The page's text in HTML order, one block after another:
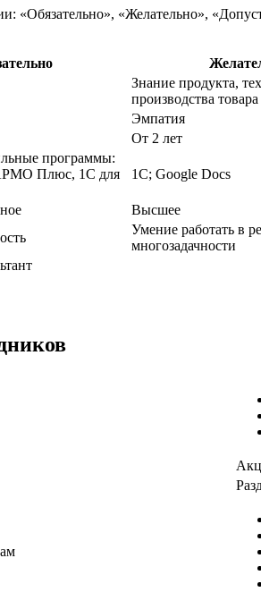
«Обязательно», «Желательно»,
Знание продукта,
производства товара
Эмпатия
От 2 лет
программы:
Плюс, 1С для
1С; Google Docs
Высшее
Умение работать в
многозадачности